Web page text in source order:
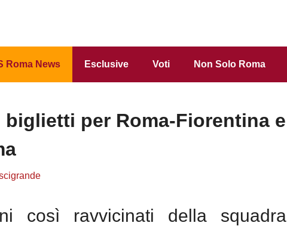
Roma News Esclusive Voti Non Solo Roma
biglietti per Roma-Fiorentina e
così ravvicinati della squadra